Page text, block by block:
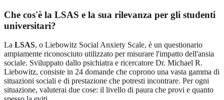
Che cos'è la LSAS e la sua rilevanza per gli studenti
universitari?
La LSAS, o Liebowitz Social Anxiety Scale, è un questionario
ampiamente riconosciuto utilizzato per misurare l'impatto dell'ansia
sociale. Sviluppato dallo psichiatra e ricercatore Dr. Michael R.
Liebowitz, consiste in 24 domande che coprono una vasta gamma di
situazioni sociali e di prestazione che potresti incontrare. Per ogni
situazione, valuterai due cose: il livello di paura che provi e quanto